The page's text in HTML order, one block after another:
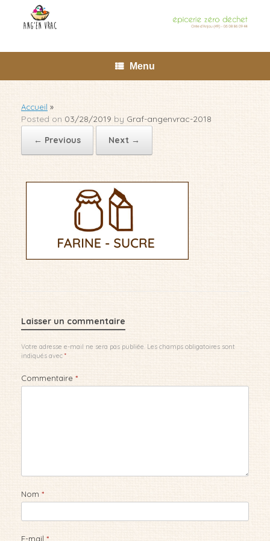
content
Menu
Accueil »
Posted on 03/28/2019 by Graf-angenvrac-2018
← Previous
Next →
Laisser un commentaire
Votre adresse e-mail ne sera pas publiée. Les champs obligatoires sont
indiqués avec *
Commentaire *
Nom *
E-mail *